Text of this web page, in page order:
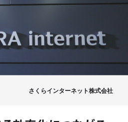
さくらインターネット株式会社